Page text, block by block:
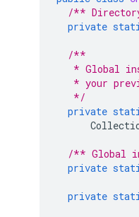
/**
private
/**
* Global
* your
   */
private
/** Global
private
private